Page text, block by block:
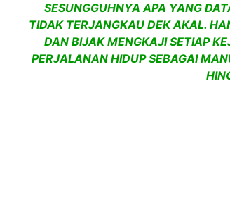
SESUNGGUHNYA APA YANG
TIDAK TERJANGKAU DEK AKAL.
DAN BIJAK MENGKAJI SETIAP
PERJALANAN HIDUP SEBAGAI